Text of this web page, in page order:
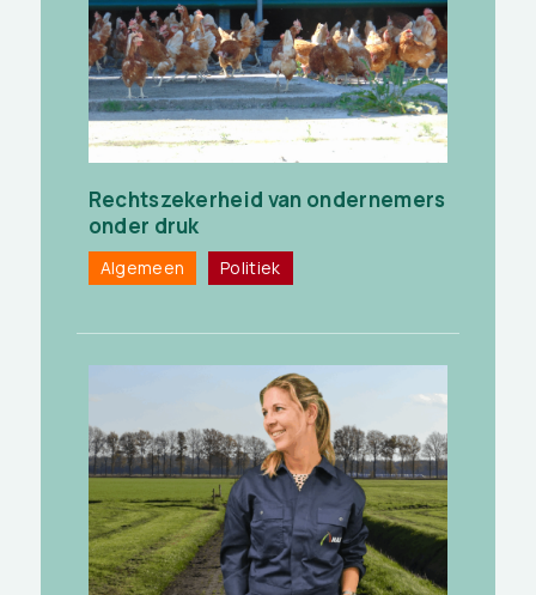
Rechtszekerheid van ondernemers
onder druk
Algemeen Politiek